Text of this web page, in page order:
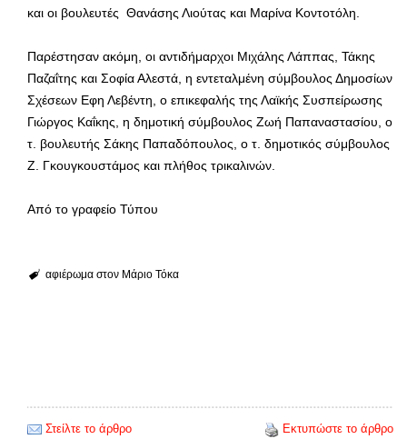
και οι βουλευτές Θανάσης Λιούτας και Μαρίνα Κοντοτόλη.
Παρέστησαν ακόμη, οι αντιδήμαρχοι Μιχάλης Λάππας, Τάκης
Παζαΐτης και Σοφία Αλεστά, η εντεταλμένη σύμβουλος Δημοσίων
Σχέσεων Εφη Λεβέντη, ο επικεφαλής της Λαϊκής Συσπείρωσης
Γιώργος Καΐκης, η δημοτική σύμβουλος Ζωή Παπαναστασίου, ο
τ. βουλευτής Σάκης Παπαδόπουλος, ο τ. δημοτικός σύμβουλος
Ζ. Γκουγκουστάμος και πλήθος τρικαλινών.
Από το γραφείο Τύπου
αφιέρωμα στον Μάριο Τόκα
Στείλτε το άρθρο
Εκτυπώστε το άρθρο